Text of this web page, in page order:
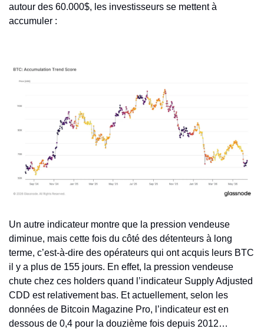
autour des 60.000$, les investisseurs se mettent à
accumuler :
Un autre indicateur montre que la pression vendeuse
diminue, mais cette fois du côté des détenteurs à long
terme, c’est-à-dire des opérateurs qui ont acquis leurs BTC
il y a plus de 155 jours. En effet, la pression vendeuse
chute chez ces holders quand l’indicateur Supply Adjusted
CDD est relativement bas. Et actuellement, selon les
données de Bitcoin Magazine Pro, l’indicateur est en
dessous de 0,4 pour la douzième fois depuis 2012…